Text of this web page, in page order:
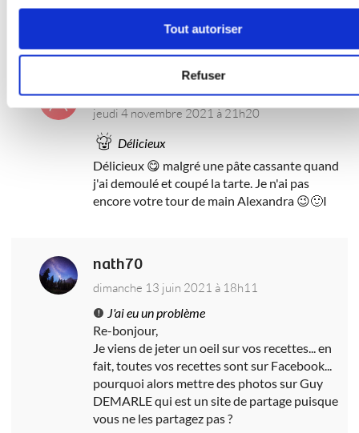
Tout autoriser
Refuser
est top et très belle présentation que je n ai
pas réussi à égaler
sv81
jeudi 4 novembre 2021 à 21h20
Délicieux
Délicieux 😋 malgré une pâte cassante quand
j'ai demoulé et coupé la tarte. Je n'ai pas
encore votre tour de main Alexandra 😉🙂I
nath70
dimanche 13 juin 2021 à 18h11
J'ai eu un problème
Re-bonjour,
Je viens de jeter un oeil sur vos recettes... en
fait, toutes vos recettes sont sur Facebook...
pourquoi alors mettre des photos sur Guy
DEMARLE qui est un site de partage puisque
vous ne les partagez pas ?